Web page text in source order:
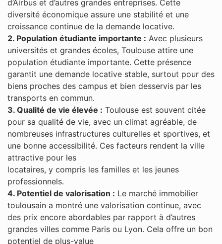
d’Airbus et d’autres grandes entreprises. Cette
diversité économique assure une stabilité et une
croissance continue de la demande locative​.
2. Population étudiante importante : Avec plusieurs
universités et grandes écoles, Toulouse attire une
population étudiante importante. Cette présence
garantit une demande locative stable, surtout pour des
biens proches des campus et bien desservis par les
transports en commun​.
3. Qualité de vie élevée : Toulouse est souvent citée
pour sa qualité de vie, avec un climat agréable, de
nombreuses infrastructures culturelles et sportives, et
une bonne accessibilité. Ces facteurs rendent la ville
attractive pour les
locataires, y compris les familles et les jeunes
professionnels.
4. Potentiel de valorisation : Le marché immobilier
toulousain a montré une valorisation continue, avec
des prix encore abordables par rapport à d’autres
grandes villes comme Paris ou Lyon. Cela offre un bon
potentiel de plus-value